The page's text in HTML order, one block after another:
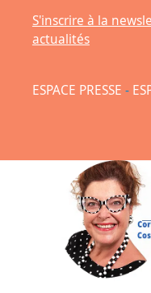
S'inscrire à la
actualités
ESPACE PRESSE -